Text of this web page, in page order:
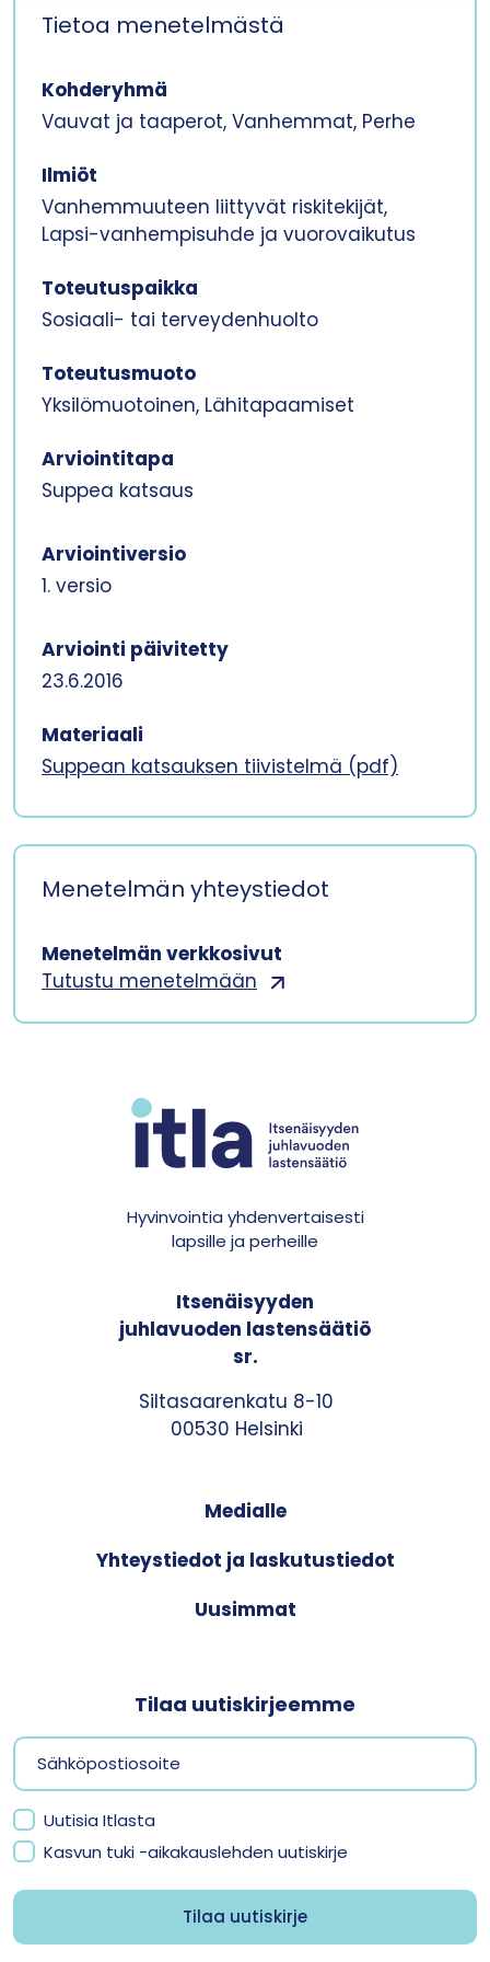
Tietoa menetelmästä
Kohderyhmä
Vauvat ja taaperot, Vanhemmat, Perhe
Ilmiöt
Vanhemmuuteen liittyvät riskitekijät,
Lapsi-vanhempisuhde ja vuorovaikutus
Toteutuspaikka
Sosiaali- tai terveydenhuolto
Toteutusmuoto
Yksilömuotoinen, Lähitapaamiset
Arviointitapa
Suppea katsaus
Arviointiversio
1. versio
Arviointi päivitetty
23.6.2016
Materiaali
Suppean katsauksen tiivistelmä (pdf)
Menetelmän yhteystiedot
Menetelmän verkkosivut
Tutustu menetelmään
Hyvinvointia yhdenvertaisesti
lapsille ja perheille
Itsenäisyyden
juhlavuoden lastensäätiö
sr.
Siltasaarenkatu 8-10
00530 Helsinki
Medialle
Yhteystiedot ja laskutustiedot
Uusimmat
Tilaa uutiskirjeemme
Uutisia Itlasta
Kasvun tuki -aikakauslehden uutiskirje